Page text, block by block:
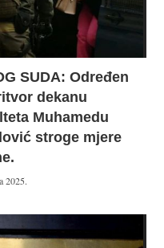
SUDA: Određen
dekanu
Muhamedu
stroge mjere
2025.